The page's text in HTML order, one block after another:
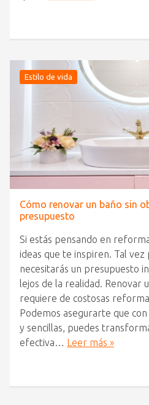
Estilo de vida
Cómo renovar un baño sin
presupuesto
Si estás pensando en
ideas que te inspiren. Tal vez
necesitarás un presupuesto
lejos de la realidad. Renovar
requiere de costosas
Podemos asegurarte que
y sencillas, puedes
efectiva… Leer más »